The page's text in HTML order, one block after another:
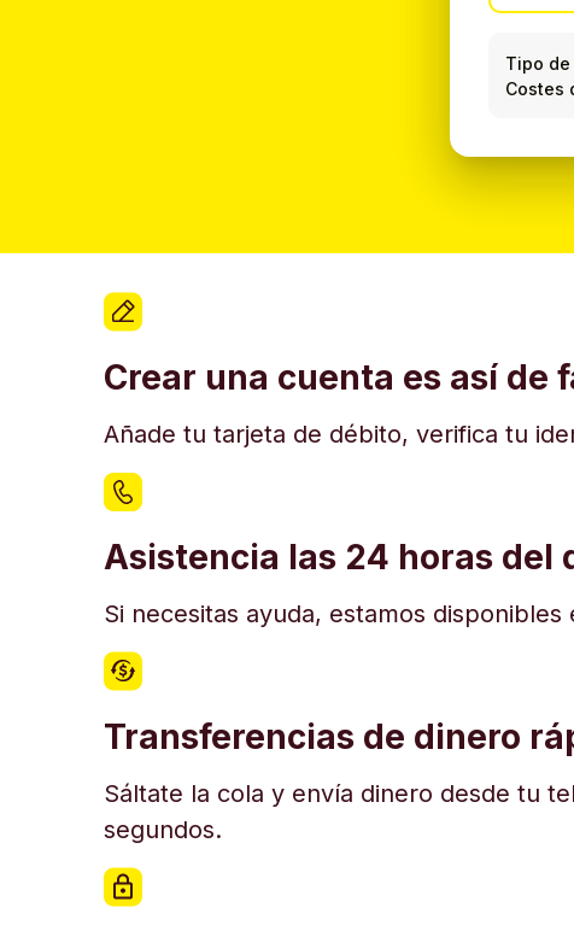
Tipo de
Costes
Crear una cuenta es así de
Añade tu tarjeta de débito, verifica tu
Asistencia las 24 horas del
Si necesitas ayuda, estamos
Transferencias de dinero
Sáltate la cola y envía dinero desde tu
segundos.